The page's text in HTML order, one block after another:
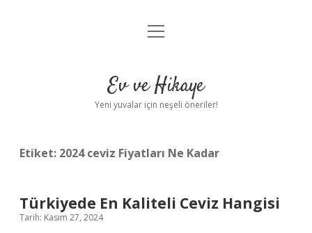
Anasayfa
Yasal Uyarı
menüyü
Ev ve Hikaye
Yeni yuvalar için neşeli öneriler!
Etiket: 2024 ceviz Fiyatları Ne Kadar
Türkiyede En Kaliteli Ceviz Hangisi
Tarih: Kasım 27, 2024